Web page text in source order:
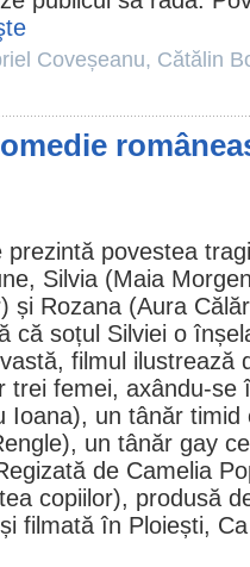
Coveșeanu, Cătălin
prezintă povestea
Silvia (Maia
) și Rozana (Aura
că soțul Silviei o
filmul ilustrează
trei femei, axându-se
Ioana), un tânăr timid
), un tânăr gay
de Camelia
copiilor), produsă
filmată în Ploiești,